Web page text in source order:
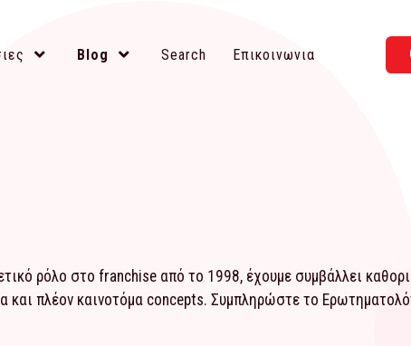
Blog Search Επικοινωνια
ρόλο στο franchise από το 1998, έχουμε συμβάλλει
και πλέον καινοτόμα concepts. Συμπληρώστε το